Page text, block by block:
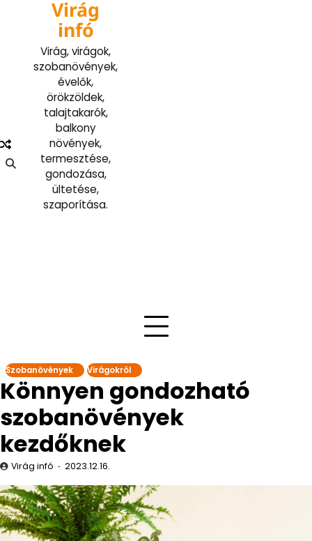
Virág
infó
Virág, virágok,
szobanövények,
évelők,
örökzöldek,
talajtakarók,
balkony
növények,
termesztése,
gondozása,
ültetése,
szaporítása.
Szobanövények Virágokról
Könnyen gondozható
szobanövények
kezdőknek
Virág infó 2023.12.16.